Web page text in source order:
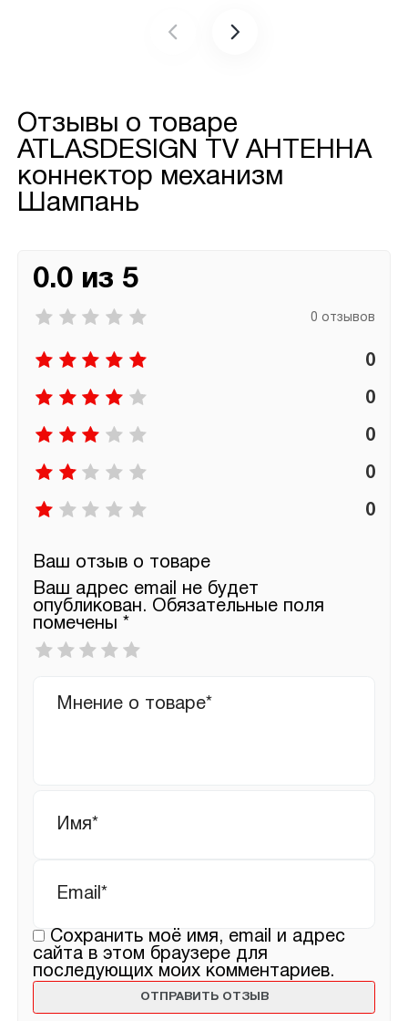
Отзывы о товаре
ATLASDESIGN TV АНТЕННА
коннектор механизм
Шампань
0.0 из 5
0 отзывов
0
0
0
0
0
Ваш отзыв о товаре
Ваш адрес email не будет
опубликован. Обязательные поля
помечены *
Ваша
оценка
отзыв
Сохранить моё имя, email и адрес
сайта в этом браузере для
последующих моих комментариев.